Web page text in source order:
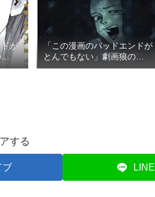
が
「この漫画のバッドエンドが
とんでもない」劇画狼の
TOP3
する
ブ LINE